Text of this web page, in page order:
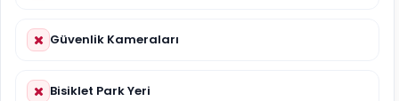
Güvenlik Kameraları
Bisiklet Park Yeri